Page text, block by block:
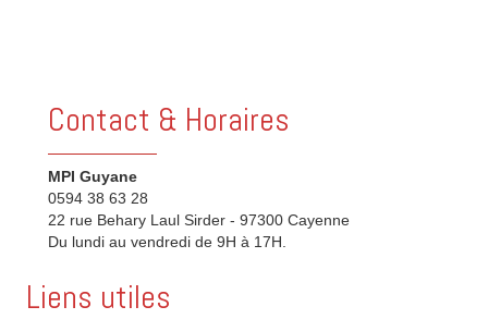
Contact & Horaires
MPI Guyane
0594 38 63 28
22 rue Behary Laul Sirder - 97300 Cayenne
Du lundi au vendredi de 9H à 17H.
Liens utiles